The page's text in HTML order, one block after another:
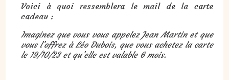
Voici à quoi ressemblera le mail de la carte
cadeau :
Imaginez que vous vous appelez Jean Martin et que
vous l’offrez à Léo Dubois, que vous achetez la carte
le 19/10/23 et qu’elle est valable 6 mois.